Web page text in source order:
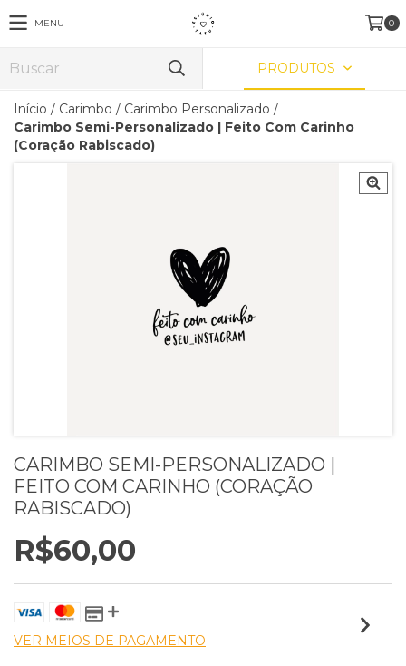
MENU 0
PRODUTOS
Início / Carimbo / Carimbo Personalizado /
Carimbo Semi-Personalizado | Feito Com Carinho
(Coração Rabiscado)
CARIMBO SEMI-PERSONALIZADO |
FEITO COM CARINHO (CORAÇÃO
RABISCADO)
R$60,00
VER MEIOS DE PAGAMENTO